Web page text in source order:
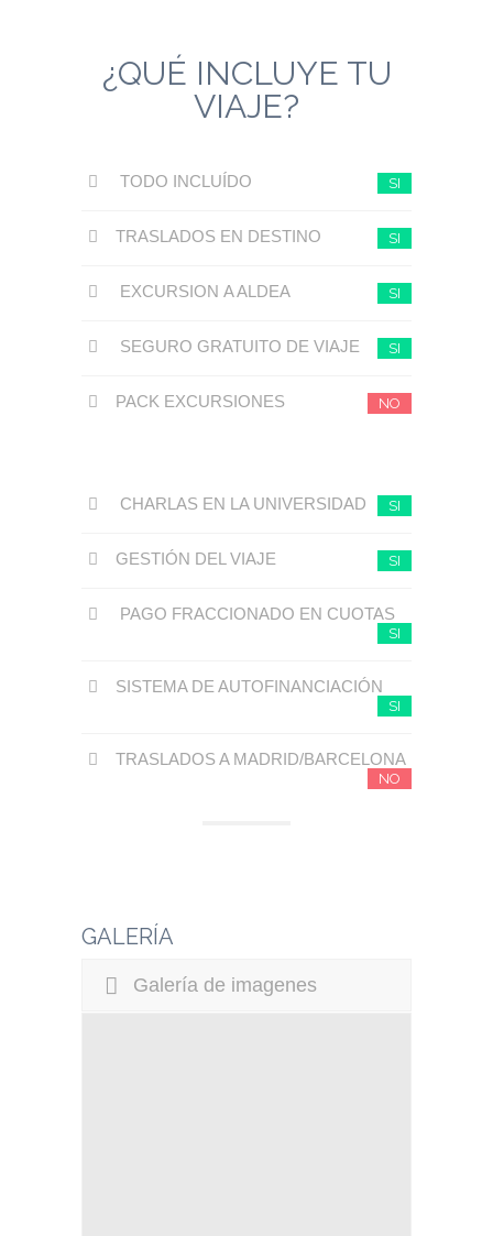
¿QUÉ INCLUYE TU
VIAJE?
TODO INCLUÍDO SI
TRASLADOS EN DESTINO SI
EXCURSION A ALDEA SI
SEGURO GRATUITO DE VIAJE SI
PACK EXCURSIONES NO
CHARLAS EN LA UNIVERSIDAD SI
GESTIÓN DEL VIAJE SI
PAGO FRACCIONADO EN CUOTAS
SI
SISTEMA DE AUTOFINANCIACIÓN
SI
TRASLADOS A MADRID/BARCELONA
NO
GALERÍA
Galería de imagenes